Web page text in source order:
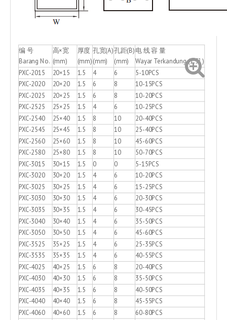
编 号
Barang No.
高×宽
(mm)
厚度
(mm)
孔宽(A)
(mm)
孔距(B)
(mm)
电 线 容 量
Wayar Terkandung (1.5² )
PXC-2015
20×15 1.5 4 6
5-10PCS
PXC-2020
20×20 1.5 6 8
10-15PCS
PXC-2025
20×25 1.5 6 8
10-20PCS
PXC-2525
25×25 1.5 4 6
10-25PCS
PXC-2540
25×40 1.5 8 10
20-40PCS
PXC-2545
25×45 1.5 8 10
25-40PCS
PXC-2560
25×60 1.5 8 10
45-60PCS
PXC-2580
25×80 1.5 8 10
50-70PCS
PXC-3015
30×15 1.5 0 0
5-15PCS
PXC-3020
30×20 1.5 4 6
10-20PCS
PXC-3025
30×25 1.5 4 6
15-25PCS
PXC-3030
30×30 1.5 4 6
20-30PCS
PXC-3035
30×35 1.5 4 6
30-45PCS
PXC-3040
30×40 1.5 4 6
35-50PCS
PXC-3050
30×50 1.5 4 6
45-60PCS
PXC-3525
35×25 1.5 4 6
25-35PCS
PXC-3535
35×35 1.5 4 6
40-55PCS
PXC-4025
40×25 1.5 6 8
20-40PCS
PXC-4030
40×30 1.5 6 8
35-50PCS
PXC-4035
40×35 1.5 6 8
40-50PCS
PXC-4040
40×40 1.5 6 8
45-55PCS
PXC-4060
40×60 1.5 6 8
60-80PCS